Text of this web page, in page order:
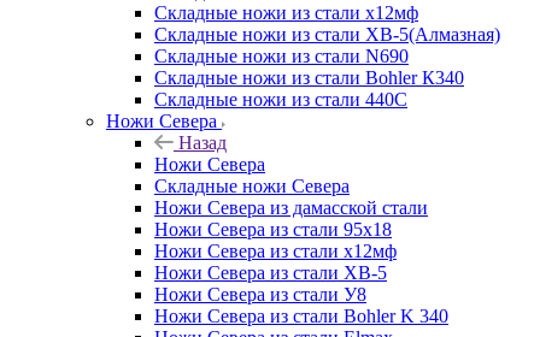
Складные ножи из стали х12мф
Складные ножи из стали ХВ-5(Алмазная)
Складные ножи из стали N690
Складные ножи из стали Bohler К340
Складные ножи из стали 440С
Ножи Севера
Назад
Ножи Севера
Складные ножи Севера
Ножи Севера из дамасской стали
Ножи Севера из стали 95х18
Ножи Севера из стали х12мф
Ножи Севера из стали ХВ-5
Ножи Севера из стали У8
Ножи Севера из стали Bohler K 340